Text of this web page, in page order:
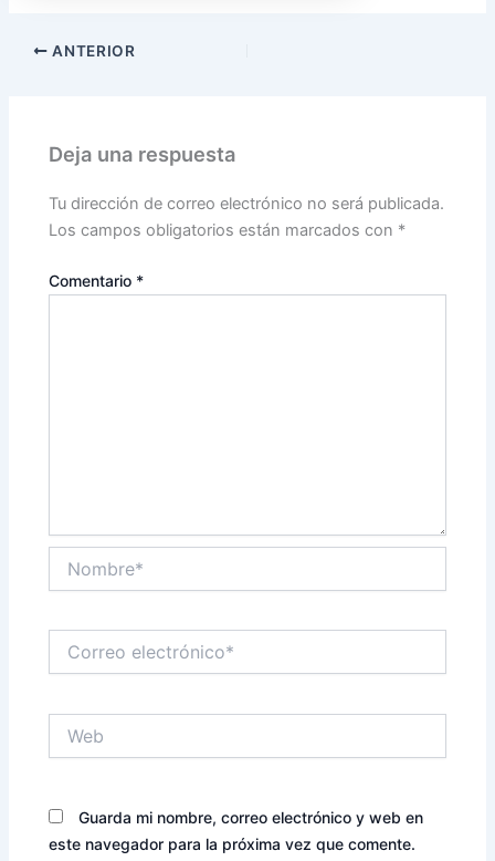
ANTERIOR
Deja una respuesta
Tu dirección de correo electrónico no será publicada.
Los campos obligatorios están marcados con *
Comentario *
electrónico*
Guarda mi nombre, correo electrónico y web en
este navegador para la próxima vez que comente.